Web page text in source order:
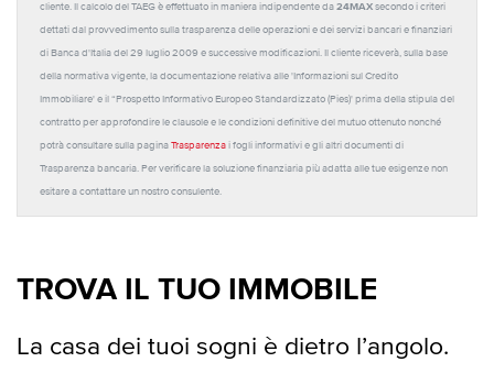
cliente. Il calcolo del TAEG è effettuato in maniera indipendente da 24MAX secondo i criteri
dettati dal provvedimento sulla trasparenza delle operazioni e dei servizi bancari e finanziari
di Banca d'Italia del 29 luglio 2009 e successive modificazioni. Il cliente riceverà, sulla base
della normativa vigente, la documentazione relativa alle 'Informazioni sul Credito
Immobiliare' e il “Prospetto Informativo Europeo Standardizzato (Pies)' prima della stipula del
contratto per approfondire le clausole e le condizioni definitive del mutuo ottenuto nonché
potrà consultare sulla pagina Trasparenza i fogli informativi e gli altri documenti di
Trasparenza bancaria. Per verificare la soluzione finanziaria più adatta alle tue esigenze non
esitare a contattare un nostro consulente.
TROVA IL TUO IMMOBILE
La casa dei tuoi sogni è dietro l’angolo.